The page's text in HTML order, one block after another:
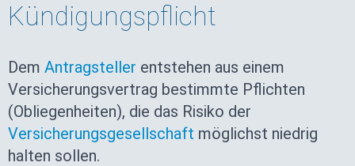
Kündigungspflicht
Dem Antragsteller entstehen aus einem
Versicherungsvertrag bestimmte Pflichten
(Obliegenheiten), die das Risiko der
Versicherungsgesellschaft möglichst niedrig
halten sollen.